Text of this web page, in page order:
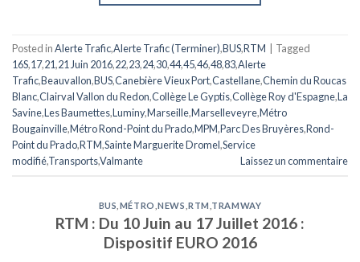
Posted inAlerte Trafic,Alerte Trafic (Terminer),BUS,RTM
Tagged
16S,17,21,21 Juin 2016,22,23,24,30,44,45,46,48,83,Alerte
Trafic,Beauvallon,BUS,Canebière Vieux Port,Castellane,Chemin du Roucas
Blanc,Clairval Vallon du Redon,Collège Le Gyptis,Collège Roy d'Espagne,La
Savine,Les Baumettes,Luminy,Marseille,Marselleveyre,Métro
Bougainville,Métro Rond-Point du Prado,MPM,Parc Des Bruyères,Rond-
Point du Prado,RTM,Sainte Marguerite Dromel,Service
modifié,Transports,Valmante Laissez un commentaire
BUS MÉTRO ,NEWS ,RTM TRAMWAY
RTM : Du 10 Juin au 17 Juillet 2016 :
Dispositif EURO 2016